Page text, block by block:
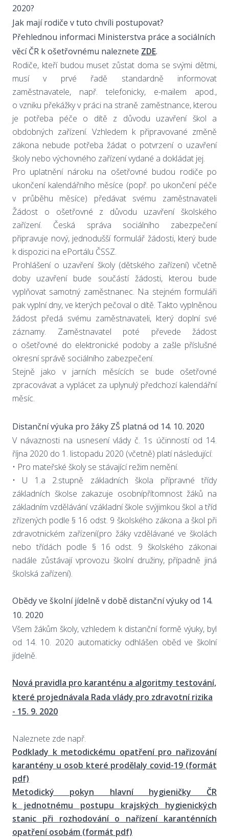
2020?
Jak mají rodiče v tuto chvíli postupovat?
Přehlednou informaci Ministerstva práce a sociálních
věcí ČR k ošetřovnému naleznete ZDE.
Rodiče, kteří budou muset zůstat doma se svými dětmi,
musí v prvé řadě standardně informovat
zaměstnavatele, např. telefonicky, e-mailem apod.,
o vzniku překážky v práci na straně zaměstnance, kterou
je potřeba péče o dítě z důvodu uzavření škol a
obdobných zařízení. Vzhledem k připravované změně
zákona nebude potřeba žádat o potvrzení o uzavření
školy nebo výchovného zařízení vydané a dokládat jej.
Pro uplatnění nároku na ošetřovné budou rodiče po
ukončení kalendářního měsíce (popř. po ukončení péče
v průběhu měsíce) předávat svému zaměstnavateli
Žádost o ošetřovné z důvodu uzavření školského
zařízení. Česká správa sociálního zabezpečení
připravuje nový, jednodušší formulář žádosti, který bude
k dispozici na ePortálu ČSSZ.
Prohlášení o uzavření školy (dětského zařízení) včetně
doby uzavření bude součástí žádosti, kterou bude
vyplňovat samotný zaměstnanec. Na stejném formuláři
pak vyplní dny, ve kterých pečoval o dítě. Takto vyplněnou
žádost předá svému zaměstnavateli, který doplní své
záznamy. Zaměstnavatel poté převede žádost
o ošetřovné do elektronické podoby a zašle příslušné
okresní správě sociálního zabezpečení.
Stejně jako v jarních měsících se bude ošetřovné
zpracovávat a vyplácet za uplynulý předchozí kalendářní
měsíc.
Distanční výuka pro žáky ZŠ platná od 14. 10. 2020
V návaznosti na usnesení vlády č. 1s účinností od 14.
října 2020 do 1. listopadu 2020 (včetně) platí následující:
• Pro mateřské školy se stávající režim nemění.
• U 1.a 2.stupně základních škola přípravné třídy
základních školse zakazuje osobnípřítomnost žáků na
základním vzdělávání vzákladní škole svýjimkou škol a tříd
zřízených podle § 16 odst. 9 školského zákona a škol při
zdravotnickém zařízení(pro žáky vzdělávané ve školách
nebo třídách podle § 16 odst. 9 školského zákonai
nadále zůstávají vprovozu školní družiny, případně jiná
školská zařízení).
Obědy ve školní jídelně v době distanční výuky od 14.
10. 2020
Všem žákům školy, vzhledem k distanční formě výuky, byl
od 14. 10. 2020 automaticky odhlášen oběd ve školní
jídelně.
Nová pravidla pro karanténu a algoritmy testování,
které projednávala Rada vlády pro zdravotní rizika
- 15. 9. 2020
Naleznete zde např.
Podklady k metodickému opatření pro nařizování
karantény u osob které prodělaly covid-19 (formát
pdf)
Metodický pokyn hlavní hygieničky ČR
k jednotnému postupu krajských hygienických
stanic při rozhodování o nařízení karanténních
opatření osobám (formát pdf)